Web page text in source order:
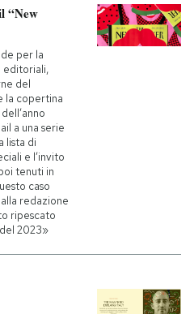
“New
per la
editoriali,
del
la copertina
a una serie
lista di
e l’invito
tenuti in
caso
redazione
ripescato
2023»